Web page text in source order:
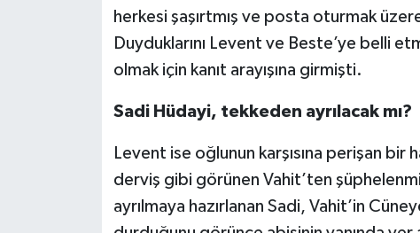
herkesi şaşırtmış ve posta oturmak
Duyduklarını Levent ve Beste’ye belli
olmak için kanıt arayışına girmişti.
Sadi Hüdayi, tekkeden ayrılacak mı?
Levent ise oğlunun karşısına perişan
derviş gibi görünen Vahit’ten
ayrılmaya hazırlanan Sadi, Vahit’in